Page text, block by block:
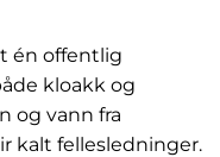
én offentlig
kloakk og
og vann fra
kalt fellesledninger.